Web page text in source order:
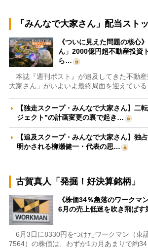
「みんなで大家さん」配当スト
《ついに見えた問題の核心
ん」2000億円超不動産投資
ら…
本誌『週刊ポスト』が追及してきた不動
大家さん」がいよいよ最終局面を迎えてい
【独走スクープ・みんなで大家さん】二
ジェクト”の計画変更の裏で起き…
【追及スクープ・みんなで大家さん】独
明かされる柳瀬健一・代表の思…
古賀真人「発掘！好決算銘柄」
《株価34％急落のワークマ
6月の売上低迷を吹き飛ば
6月3日に8330円をつけたワークマン（東
7564）の株価は、わずか1カ月あまりで約